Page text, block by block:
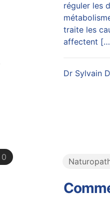
réguler les
traite les
affectent
Dr Sylvain
0